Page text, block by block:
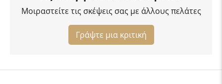
Μοιραστείτε τις σκέψεις σας με άλλους πελάτες
Γράψτε μια κριτική